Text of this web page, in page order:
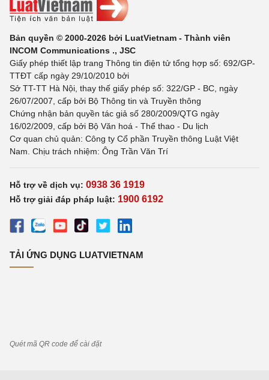
Bản quyền © 2000-2026 bởi LuatVietnam - Thành viên
INCOM Communications ., JSC
Giấy phép thiết lập trang Thông tin điện tử tổng hợp số: 692/GP-
TTĐT cấp ngày 29/10/2010 bởi
Sở TT-TT Hà Nội, thay thế giấy phép số: 322/GP - BC, ngày
26/07/2007, cấp bởi Bộ Thông tin và Truyền thông
Chứng nhận bản quyền tác giả số 280/2009/QTG ngày
16/02/2009, cấp bởi Bộ Văn hoá - Thể thao - Du lịch
Cơ quan chủ quản: Công ty Cổ phần Truyền thông Luật Việt
Nam. Chịu trách nhiệm: Ông Trần Văn Trí
Hỗ trợ về dịch vụ: 0938 36 1919
Hỗ trợ giải đáp pháp luật: 1900 6192
TẢI ỨNG DỤNG LUATVIETNAM
Quét mã QR code để cài đặt